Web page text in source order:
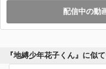
のまま、
すること
配信中の動
『地縛少年花子くん』に似